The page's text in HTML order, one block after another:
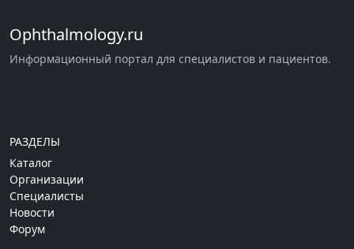
Ophthalmology.ru
Информационный портал для специалистов и пациентов.
РАЗДЕЛЫ
Каталог
Организации
Специалисты
Новости
Форум